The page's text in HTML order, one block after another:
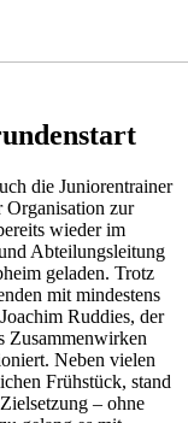
die Juniorentrainer
zur
wieder im
Abteilungsleitung
geladen. Trotz
mit mindestens
Ruddies, der
Zusammenwirken
Neben vielen
Frühstück, stand
– ohne